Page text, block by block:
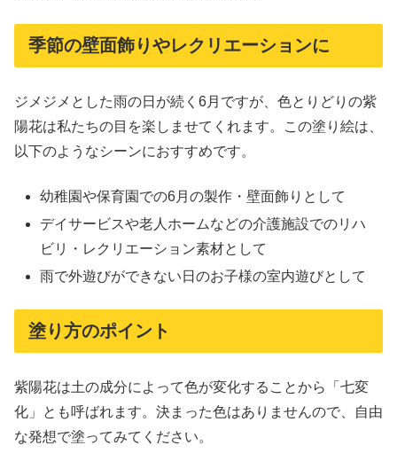
季節の壁面飾りやレクリエーションに
ジメジメとした雨の日が続く6月ですが、色とりどりの紫
陽花は私たちの目を楽しませてくれます。この塗り絵は、
以下のようなシーンにおすすめです。
幼稚園や保育園での6月の製作・壁面飾りとして
デイサービスや老人ホームなどの介護施設でのリハ
ビリ・レクリエーション素材として
雨で外遊びができない日のお子様の室内遊びとして
塗り方のポイント
紫陽花は土の成分によって色が変化することから「七変
化」とも呼ばれます。決まった色はありませんので、自由
な発想で塗ってみてください。